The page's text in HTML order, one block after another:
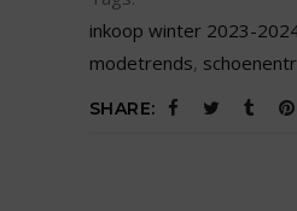
inkoop winter 2023-
modetrends,
SHARE: